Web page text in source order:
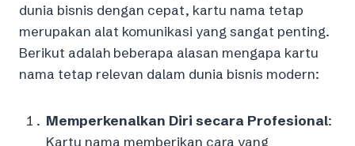
dunia bisnis dengan cepat, kartu nama tetap
merupakan alat komunikasi yang sangat penting.
Berikut adalah beberapa alasan mengapa kartu
nama tetap relevan dalam dunia bisnis modern:
Memperkenalkan Diri secara Profesional:
Kartu nama memberikan cara yang